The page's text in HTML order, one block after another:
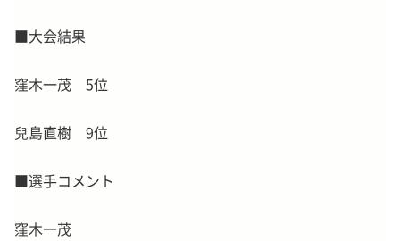
■大会結果
窪木一茂 5位
兒島直樹 9位
■選手コメント
窪木一茂